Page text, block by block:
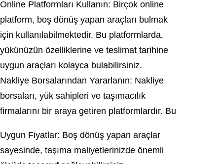
Online Platformları Kullanın: Birçok online
platform, boş dönüş yapan araçları bulmak
için kullanılabilmektedir. Bu platformlarda,
yükünüzün özelliklerine ve teslimat tarihine
uygun araçları kolayca bulabilirsiniz.
Nakliye Borsalarından Yararlanın: Nakliye
borsaları, yük sahipleri ve taşımacılık
firmalarını bir araya getiren platformlardır. Bu
Uygun Fiyatlar: Boş dönüş yapan araçlar
sayesinde, taşıma maliyetlerinizde önemli